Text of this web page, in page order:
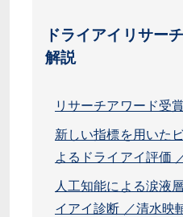
ドライアイリサー
解説
リサーチアワード受
新しい指標を用いた
よるドライアイ評価
人工知能による涙液
イアイ診断 ／清水映